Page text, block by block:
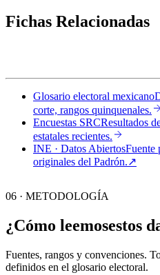
Fichas Relacionadas
Glosario electoral mexicano
corte, rangos quinquenales.
Encuestas SRCResultados
estatales recientes.
INE · Datos AbiertosFuente
originales del Padrón.↗︎
06 · METODOLOGÍA
¿Cómo leemosestos
Fuentes, rangos y convenciones.
definidos en el glosario electoral.